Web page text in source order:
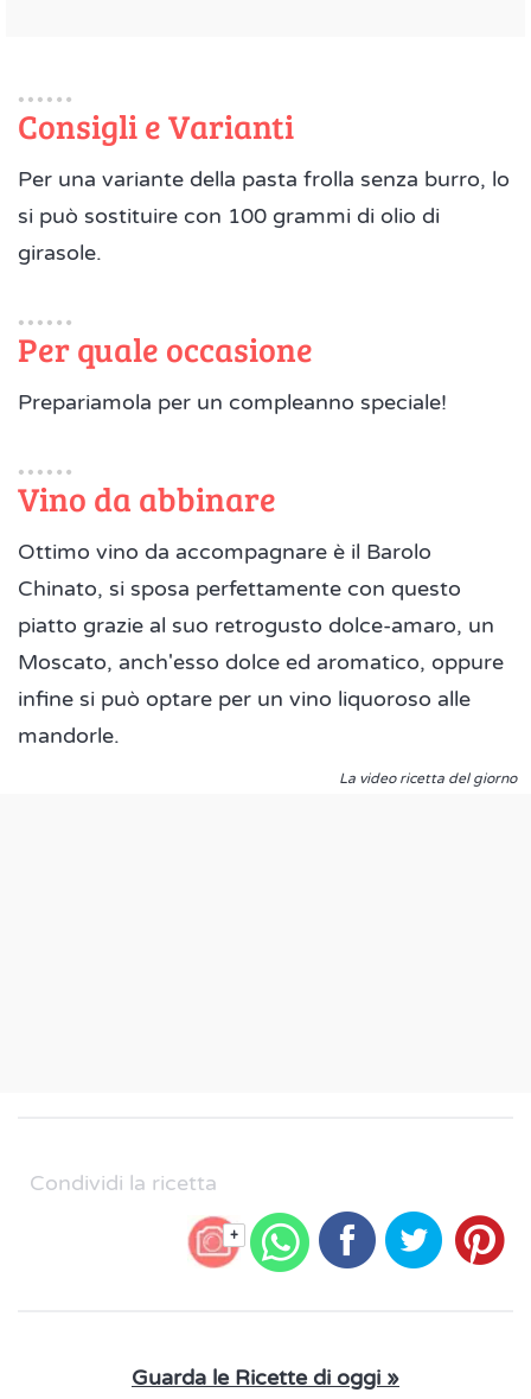
Consigli e Varianti
Per una variante della pasta frolla senza burro, lo
si può sostituire con 100 grammi di olio di
girasole.
Per quale occasione
Prepariamola per un compleanno speciale!
Vino da abbinare
Ottimo vino da accompagnare è il Barolo
Chinato, si sposa perfettamente con questo
piatto grazie al suo retrogusto dolce-amaro, un
Moscato, anch'esso dolce ed aromatico, oppure
infine si può optare per un vino liquoroso alle
mandorle.
La video ricetta del giorno
Condividi la ricetta
+
Guarda le Ricette di oggi »